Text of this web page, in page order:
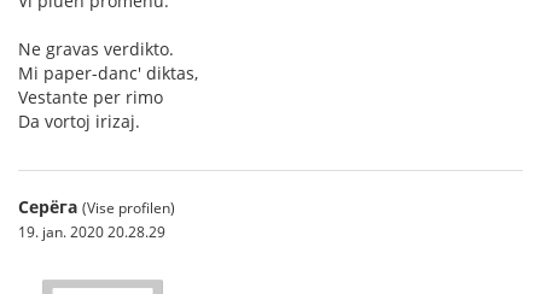
Ne gravas verdikto.
Mi paper-danc' diktas,
Vestante per rimo
Da vortoj irizaj.
Серёга (Vise profilen)
19. jan. 2020 20.28.29